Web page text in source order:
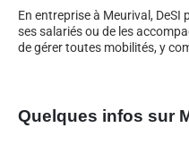
En entreprise à Meurival, DeSI
ses salariés ou de les
de gérer toutes mobilités, y
Quelques infos sur